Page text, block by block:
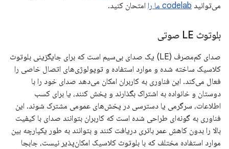
می‌توانید codelab ما را امتحان کنید.
بلوتوث LE صوتی
صدای کم‌مصرف (LE) یک صدای بی‌سیم است که برای جایگزینی بلوتوث
کلاسیک ساخته شده و موارد استفاده و توپولوژی‌های اتصال خاصی را
فعال می‌کند. این فناوری به کاربران امکان می‌دهد صدای خود را با
دوستان و خانواده به اشتراک بگذارند و پخش کنند، یا برای کسب
اطلاعات، سرگرمی یا دسترسی در پخش‌های عمومی مشترک شوند. این
فناوری به گونه‌ای طراحی شده است که کاربران بتوانند صدای با کیفیت
بالا را بدون کاهش عمر باتری دریافت کنند و بتوانند به طور یکپارچه بین
موارد استفاده مختلف که با بلوتوث کلاسیک امکان‌پذیر نیست، جابجا